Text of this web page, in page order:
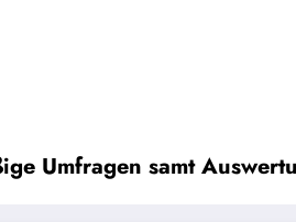
Umfragen samt